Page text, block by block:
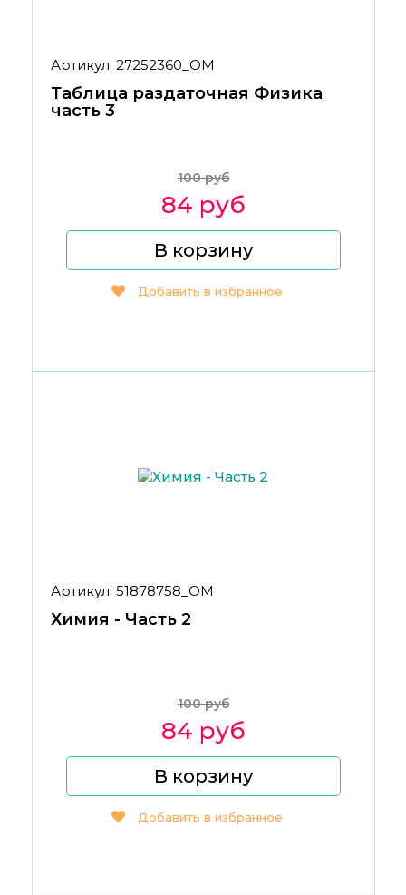
Артикул: 27252360_ОМ
Таблица раздаточная Физика
часть 3
100 руб
84 руб
В корзину
Добавить в избранное
Артикул: 51878758_ОМ
Химия - Часть 2
100 руб
84 руб
В корзину
Добавить в избранное